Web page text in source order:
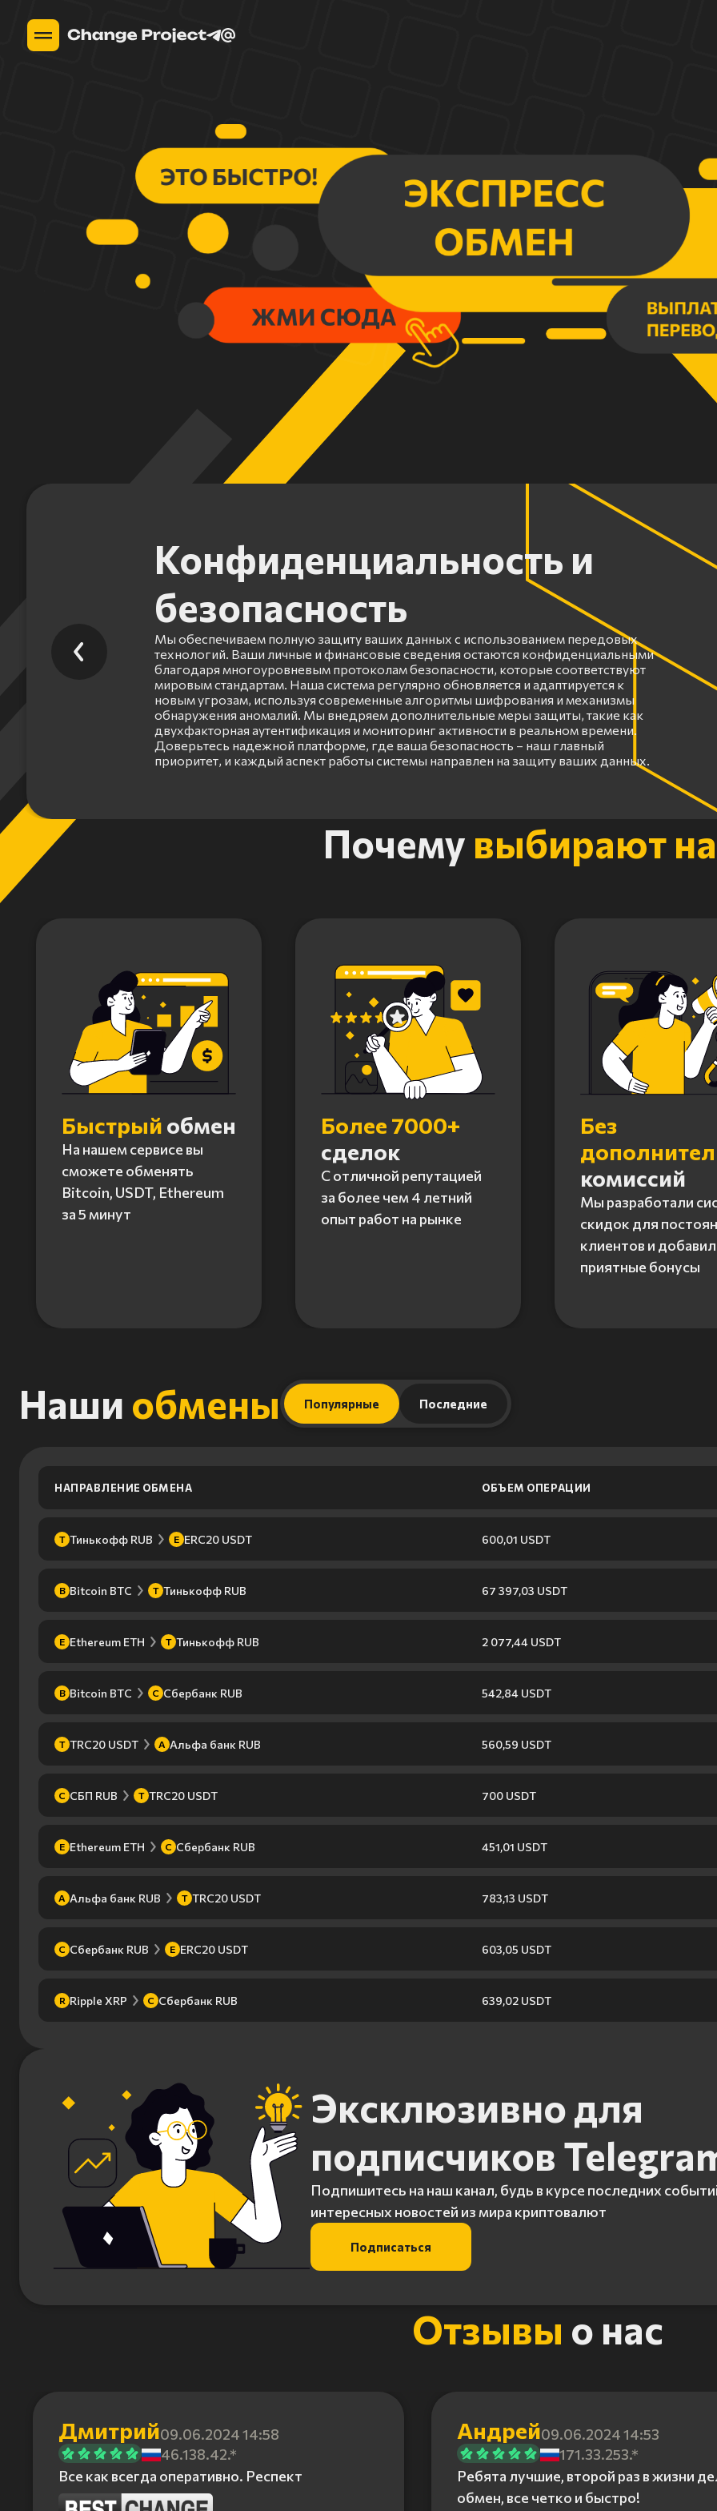
Конфиденциальность и
безопасность
Мы обеспечиваем полную защиту ваших данных с использованием передовых
технологий. Ваши личные и финансовые сведения остаются конфиденциальными
благодаря многоуровневым протоколам безопасности, которые соответствуют
мировым стандартам. Наша система регулярно обновляется и адаптируется к
новым угрозам, используя современные алгоритмы шифрования и механизмы
обнаружения аномалий. Мы внедряем дополнительные меры защиты, такие как
двухфакторная аутентификация и мониторинг активности в реальном времени.
Доверьтесь надежной платформе, где ваша безопасность – наш главный
приоритет, и каждый аспект работы системы направлен на защиту ваших данных.
3
Почему выбирают
Быстрый обмен
На нашем сервисе вы
сможете обменять
Bitcoin, USDT, Ethereum
за 5 минут
Более 7000+
сделок
С отличной репутацией
за более чем 4 летний
опыт работ на рынке
Без
комиссий
Мы разработали
скидок для
клиентов и
приятные бонусы
Наши обмены Популярные Последние
НАПРАВЛЕНИЕ ОБМЕНА ОБЪЕМ ОПЕРАЦИИ
Т Тинькофф RUB E ERC20 USDT 600,01 USDT
B Bitcoin BTC Т Тинькофф RUB 67 397,03 USDT
E Ethereum ETH Т Тинькофф RUB 2 077,44 USDT
B Bitcoin BTC С Сбербанк RUB 542,84 USDT
T TRC20 USDT А Альфа банк RUB 560,59 USDT
С СБП RUB T TRC20 USDT 700 USDT
E Ethereum ETH С Сбербанк RUB 451,01 USDT
А Альфа банк RUB T TRC20 USDT 783,13 USDT
С Сбербанк RUB E ERC20 USDT 603,05 USDT
R Ripple XRP С Сбербанк RUB 639,02 USDT
Эксклюзивно для
подписчиков
Подпишитесь на наш канал, будь в курсе последних
интересных новостей из мира криптовалют
Подписаться
Отзывы о нас
Дмитрий09.06.2024 14:58
46.138.42.*
Все как всегда оперативно. Респект
Андрей09.06.2024 14:53
171.33.253.*
Ребята лучшие, второй раз в жизни
обмен, все четко и быстро!